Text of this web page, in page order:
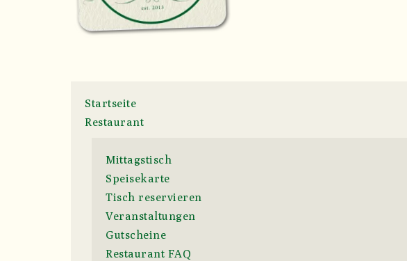
Startseite
Restaurant
Mittagstisch
Speisekarte
Tisch reservieren
Veranstaltungen
Gutscheine
Restaurant FAQ